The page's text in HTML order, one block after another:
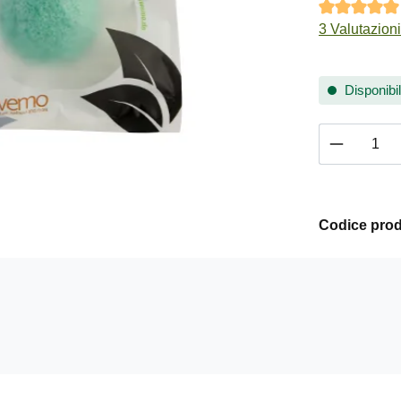
Valutazione
3 Valutazioni
Codice